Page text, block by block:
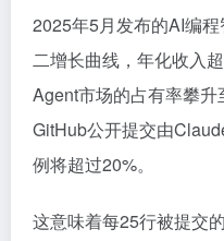
2025年5月发布的AI编
二增长曲线，年化收入
Agent市场的占有率攀
GitHub公开提交由
例将超过20%。
这意味着每25行被提交